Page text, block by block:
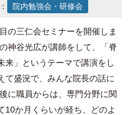
院内勉強会・研修会
の三仁会セミナーを開催しま
神谷光広が講師をして、「脊
」というテーマで講演をし
て盛況で、みんな院長の話に
に職員からは、専門分野に関
10か月くらいが経ち、どのよ